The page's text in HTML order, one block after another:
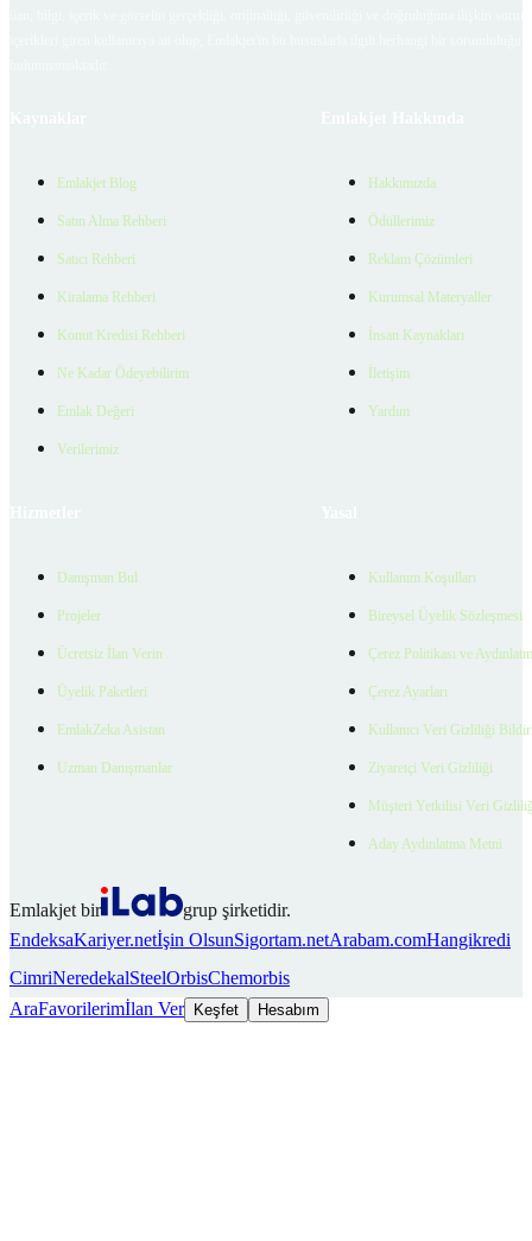
Emlakjet Blog
Satın Alma Rehberi
Satıcı Rehberi
Kiralama Rehberi
Konut Kredisi Rehberi
Ne Kadar Ödeyebilirim
Emlak Değeri
Verilerimiz
Hakkımızda
Ödüllerimiz
Reklam Çözümleri
Kurumsal Materyaller
İnsan Kaynakları
İletişim
Yardım
Danışman Bul
Projeler
Ücretsiz İlan Verin
Üyelik Paketleri
EmlakZeka Asistan
Uzman Danışmanlar
Kullanım Koşulları
Bireysel Üyelik Sözleşmesi
Çerez Politikası ve
Çerez Ayarları
Kullanıcı Veri Gizliliği
Ziyaretçi Veri Gizliliği
Müşteri Yetkilisi Veri
Aday Aydınlatma Metni
Emlakjet bir
grup şirketidir.
EndeksaKariyer.netİşin OlsunSigortam.netArabam.comHangikredi
CimriNeredekalSteelOrbisChemorbis
AraFavorilerimİlan Ver Keşfet Hesabım